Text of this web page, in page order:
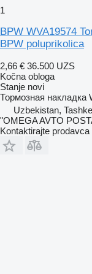
1
BPW WVA19574
BPW poluprikolica
2,66 € 36.500 UZS
Kočna obloga
Stanje novi
Тормозная накладка
Uzbekistan,
"OMEGA AVTO
Kontaktirajte prodavca